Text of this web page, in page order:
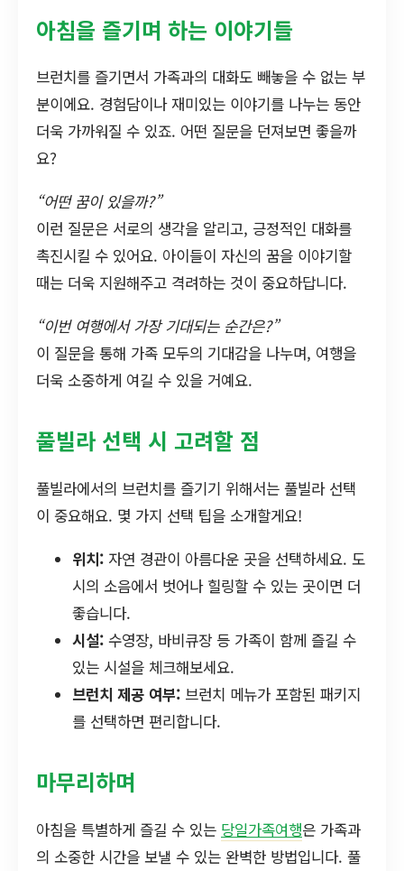
아침을 즐기며 하는 이야기들
브런치를 즐기면서 가족과의 대화도 빼놓을 수 없는 부
분이에요. 경험담이나 재미있는 이야기를 나누는 동안
더욱 가까워질 수 있죠. 어떤 질문을 던져보면 좋을까
요?
“어떤 꿈이 있을까?”
이런 질문은 서로의 생각을 알리고, 긍정적인 대화를
촉진시킬 수 있어요. 아이들이 자신의 꿈을 이야기할
때는 더욱 지원해주고 격려하는 것이 중요하답니다.
“이번 여행에서 가장 기대되는 순간은?”
이 질문을 통해 가족 모두의 기대감을 나누며, 여행을
더욱 소중하게 여길 수 있을 거예요.
풀빌라 선택 시 고려할 점
풀빌라에서의 브런치를 즐기기 위해서는 풀빌라 선택
이 중요해요. 몇 가지 선택 팁을 소개할게요!
위치: 자연 경관이 아름다운 곳을 선택하세요. 도
시의 소음에서 벗어나 힐링할 수 있는 곳이면 더
좋습니다.
시설: 수영장, 바비큐장 등 가족이 함께 즐길 수
있는 시설을 체크해보세요.
브런치 제공 여부: 브런치 메뉴가 포함된 패키지
를 선택하면 편리합니다.
마무리하며
아침을 특별하게 즐길 수 있는 당일가족여행은 가족과
의 소중한 시간을 보낼 수 있는 완벽한 방법입니다. 풀